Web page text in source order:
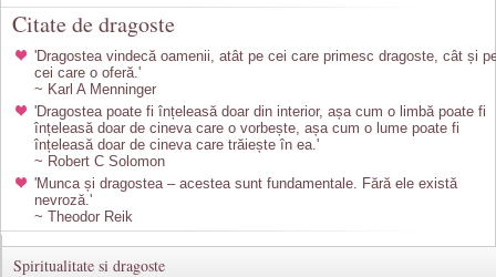
Citate de dragoste
'Dragostea vindecă oamenii, atât pe cei care primesc dragoste, cât și
cei care o oferă.'
~ Karl A Menninger
'Dragostea poate fi înțeleasă doar din interior, așa cum o limbă poate fi
înțeleasă doar de cineva care o vorbește, așa cum o lume poate fi
înțeleasă doar de cineva care trăiește în ea.'
~ Robert C Solomon
'Munca și dragostea – acestea sunt fundamentale. Fără ele există
nevroză.'
~ Theodor Reik
Spiritualitate si dragoste